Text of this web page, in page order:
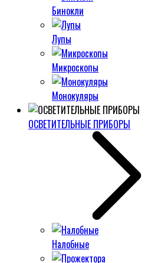
Бинокли
Лупы
Микроскопы
Монокуляры
ОСВЕТИТЕЛЬНЫЕ ПРИБОРЫ
Налобные